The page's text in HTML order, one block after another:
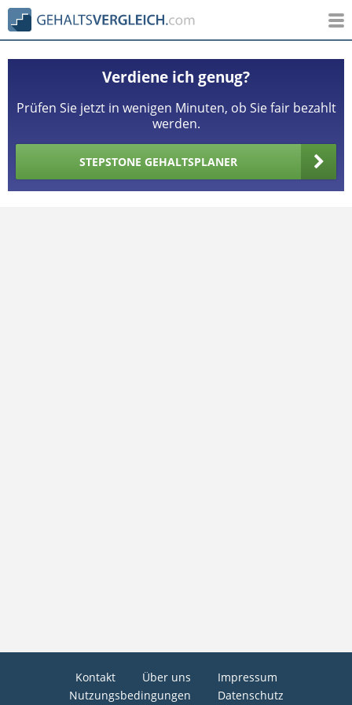
Verdiene ich genug?
Prüfen Sie jetzt in wenigen Minuten, ob Sie fair bezahlt
werden.
STEPSTONE GEHALTSPLANER
Kontakt Über uns
Impressum
Nutzungsbedingungen
Datenschutz